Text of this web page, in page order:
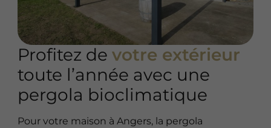
Profitez devotre extérieur
toute l’année avec une
pergola bioclimatique
Pour votre maison à Angers, la pergola